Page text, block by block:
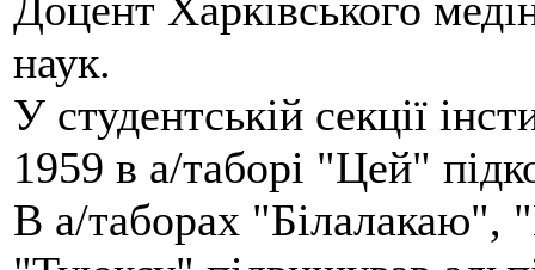
наук.
У студентській секції
1959 в а/таборі "Цей"
В а/таборах "Білалакаю",